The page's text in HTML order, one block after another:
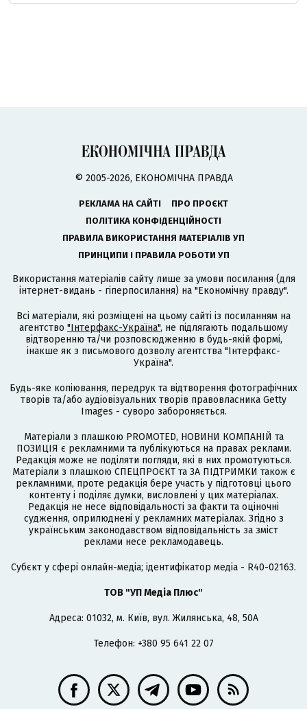
© 2005-2026, ЕКОНОМІЧНА ПРАВДА
РЕКЛАМА НА САЙТІ
ПРО ПРОЄКТ
ПОЛІТИКА КОНФІДЕНЦІЙНОСТІ
ПРАВИЛА ВИКОРИСТАННЯ МАТЕРІАЛІВ УП
ПРИНЦИПИ І ПРАВИЛА РОБОТИ УП
Використання матеріалів сайту лише за умови посилання (для
інтернет-видань - гіперпосилання) на "Економічну правду".
Всі матеріали, які розміщені на цьому сайті із посиланням на
агентство "Інтерфакс-Україна", не підлягають подальшому
відтворенню та/чи розповсюдженню в будь-якій формі,
інакше як з письмового дозволу агентства "Інтерфакс-
Україна".
Будь-яке копіювання, передрук та відтворення фотографічних
творів та/або аудіовізуальних творів правовласника Getty
Images - суворо забороняється.
Матеріали з плашкою PROMOTED, НОВИНИ КОМПАНІЙ та
ПОЗИЦІЯ є рекламними та публікуються на правах реклами.
Редакція може не поділяти погляди, які в них промотуються.
Матеріали з плашкою СПЕЦПРОЄКТ та ЗА ПІДТРИМКИ також є
рекламними, проте редакція бере участь у підготовці цього
контенту і поділяє думки, висловлені у цих матеріалах.
Редакція не несе відповідальності за факти та оціночні
судження, оприлюднені у рекламних матеріалах. Згідно з
українським законодавством відповідальність за зміст
реклами несе рекламодавець.
Cубєкт у сфері онлайн-медіа; ідентифікатор медіа - R40-02163.
ТОВ "УП Медіа Плюс"
Адреса: 01032, м. Київ, вул. Жилянська, 48, 50А
Телефон: +380 95 641 22 07